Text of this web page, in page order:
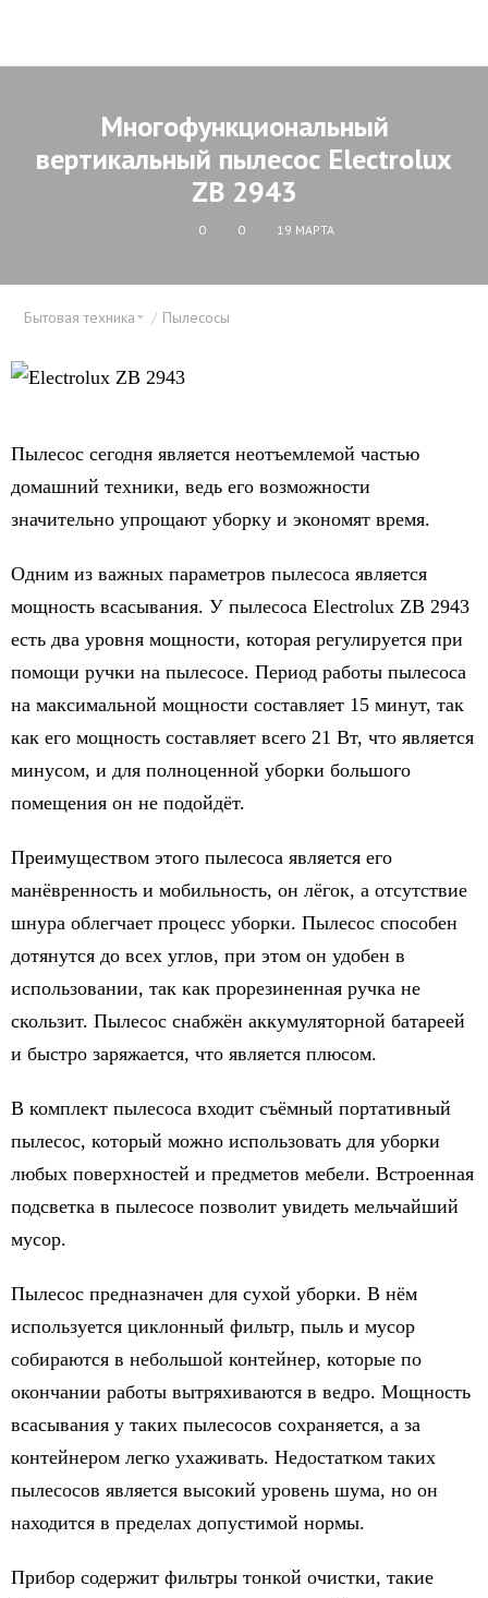
Многофункциональный
вертикальный пылесос Electrolux
ZB 2943
0 0 19 МАРТА
Бытовая техника Пылесосы
Пылесос сегодня является неотъемлемой частью
домашний техники, ведь его возможности
значительно упрощают уборку и экономят время.
Одним из важных параметров пылесоса является
мощность всасывания. У пылесоса Electrolux ZB 2943
есть два уровня мощности, которая регулируется при
помощи ручки на пылесосе. Период работы пылесоса
на максимальной мощности составляет 15 минут, так
как его мощность составляет всего 21 Вт, что является
минусом, и для полноценной уборки большого
помещения он не подойдёт.
Преимуществом этого пылесоса является его
манёвренность и мобильность, он лёгок, а отсутствие
шнура облегчает процесс уборки. Пылесос способен
дотянутся до всех углов, при этом он удобен в
использовании, так как прорезиненная ручка не
скользит. Пылесос снабжён аккумуляторной батареей
и быстро заряжается, что является плюсом.
В комплект пылесоса входит съёмный портативный
пылесос, который можно использовать для уборки
любых поверхностей и предметов мебели. Встроенная
подсветка в пылесосе позволит увидеть мельчайший
мусор.
Пылесос предназначен для сухой уборки. В нём
используется циклонный фильтр, пыль и мусор
собираются в небольшой контейнер, которые по
окончании работы вытряхиваются в ведро. Мощность
всасывания у таких пылесосов сохраняется, а за
контейнером легко ухаживать. Недостатком таких
пылесосов является высокий уровень шума, но он
находится в пределах допустимой нормы.
Прибор содержит фильтры тонкой очистки, такие